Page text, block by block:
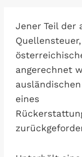
Jener Teil der
angerechnet
eines